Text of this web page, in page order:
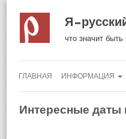
Я
что значит
ГЛАВНАЯ ИНФОРМАЦИЯ
Интересные даты